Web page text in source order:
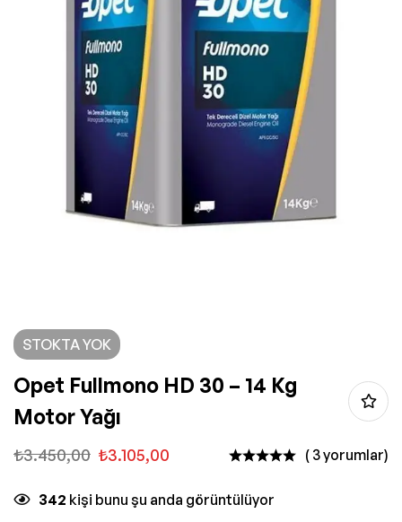
STOKTA YOK
Opet Fullmono HD 30 – 14 Kg
Motor Yağı
₺3.450,00 ₺3.105,00 ( 3 yorumlar)
342 kişi bunu şu anda görüntülüyor